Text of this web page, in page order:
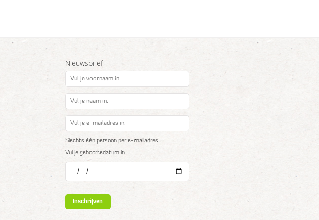
Nieuwsbrief
Slechts één persoon per e-mailadres.
Vul je geboortedatum in: